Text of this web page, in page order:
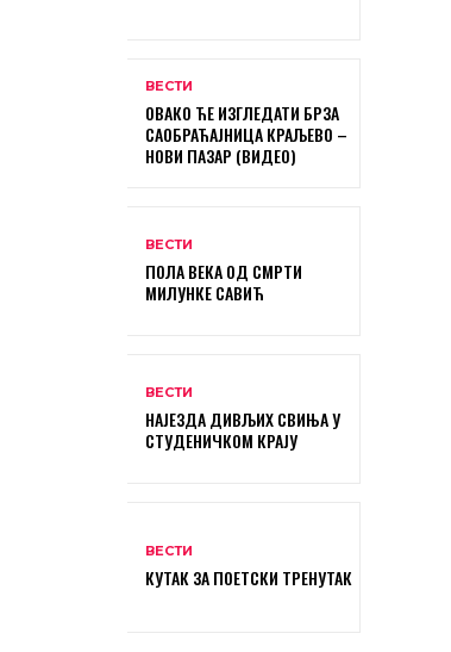
ВЕСТИ
ОВАКО ЋЕ ИЗГЛЕДАТИ БРЗА
САОБРАЋАЈНИЦА КРАЉЕВО –
НОВИ ПАЗАР (ВИДЕО)
ВЕСТИ
ПОЛА ВЕКА ОД СМРТИ
МИЛУНКЕ САВИЋ
ВЕСТИ
НАЈЕЗДА ДИВЉИХ СВИЊА У
СТУДЕНИЧКОМ КРАЈУ
ВЕСТИ
КУТАК ЗА ПОЕТСКИ ТРЕНУТАК